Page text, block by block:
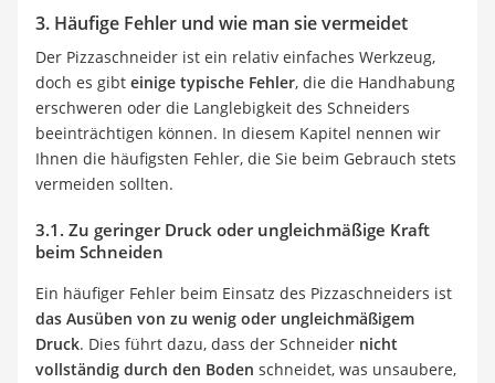
3. Häufige Fehler und wie man sie vermeidet
Der Pizzaschneider ist ein relativ einfaches Werkzeug,
doch es gibt einige typische Fehler, die die Handhabung
erschweren oder die Langlebigkeit des Schneiders
beeinträchtigen können. In diesem Kapitel nennen wir
Ihnen die häufigsten Fehler, die Sie beim Gebrauch stets
vermeiden sollten.
3.1. Zu geringer Druck oder ungleichmäßige Kraft
beim Schneiden
Ein häufiger Fehler beim Einsatz des Pizzaschneiders ist
das Ausüben von zu wenig oder ungleichmäßigem
Druck. Dies führt dazu, dass der Schneider nicht
vollständig durch den Boden schneidet, was unsaubere,